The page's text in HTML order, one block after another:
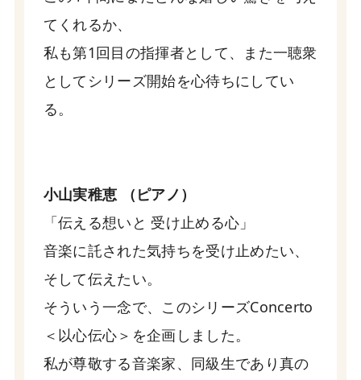
てくれるか、
私も第1回目の指揮者として、また一聴衆
としてシリーズ開始を心待ちにしてい
る。
小山実稚恵 （ピアノ）
「伝える想いと 受け止める心」
音楽に託された気持ちを受け止めたい、
そして伝えたい。
そういう一念で、このシリーズConcerto
＜以心伝心＞を企画しました。
私が尊敬する音楽家、同級生であり真の